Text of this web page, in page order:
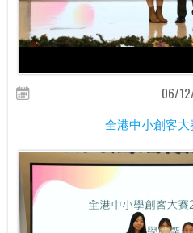
06/
全港中小創客大